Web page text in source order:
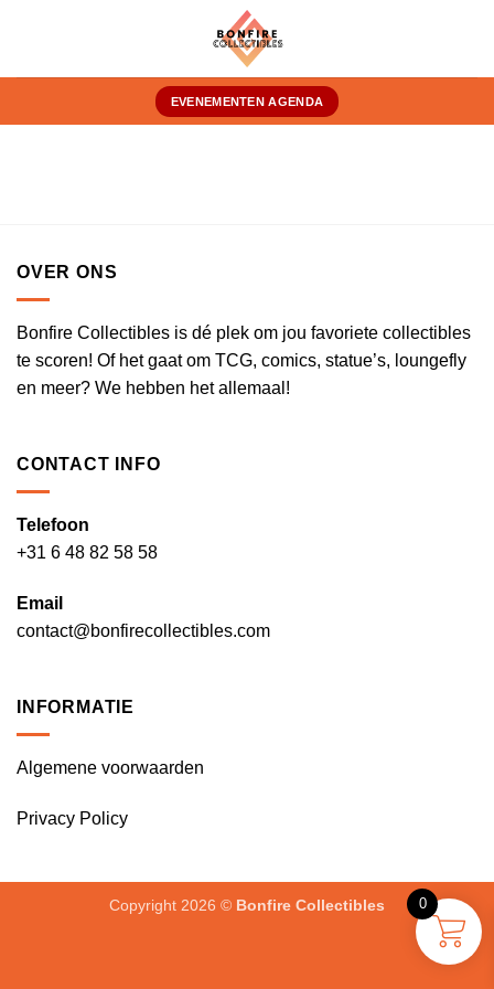
EVENEMENTEN AGENDA
OVER ONS
Bonfire Collectibles is dé plek om jou favoriete collectibles
te scoren! Of het gaat om TCG, comics, statue’s, loungefly
en meer? We hebben het allemaal!
CONTACT INFO
Telefoon
+31 6 48 82 58 58
Email
contact@bonfirecollectibles.com
INFORMATIE
Algemene voorwaarden
Privacy Policy
Copyright 2026 © Bonfire Collectibles 0